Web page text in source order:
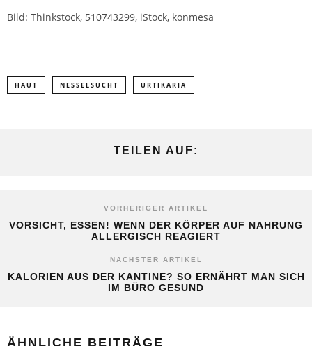
Bild: Thinkstock, 510743299, iStock, konmesa
HAUT NESSELSUCHT URTIKARIA
TEILEN AUF:
VORHERIGER ARTIKEL
VORSICHT, ESSEN! WENN DER KÖRPER AUF NAHRUNG
ALLERGISCH REAGIERT
NÄCHSTER ARTIKEL
KALORIEN AUS DER KANTINE? SO ERNÄHRT MAN SICH
IM BÜRO GESUND
ÄHNLICHE BEITRÄGE